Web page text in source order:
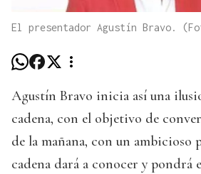
El presentador Agustín Bravo.
Agustín Bravo inicia así una
cadena, con el objetivo de
de la mañana, con un ambicioso
cadena dará a conocer y pondrá